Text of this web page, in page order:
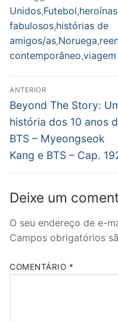
Unidos,Futebol,
fabulosos,histórias de
amigos/as,Noruega,
contemporâneo,viagem
Navegação
de
Post
ANTERIOR
Post
anterior:
Beyond The Story:
história dos 10 anos
BTS – Myeongseok
Kang e BTS – Cap.
Deixe um
O seu endereço de e-
Campos obrigatórios
COMENTÁRIO *